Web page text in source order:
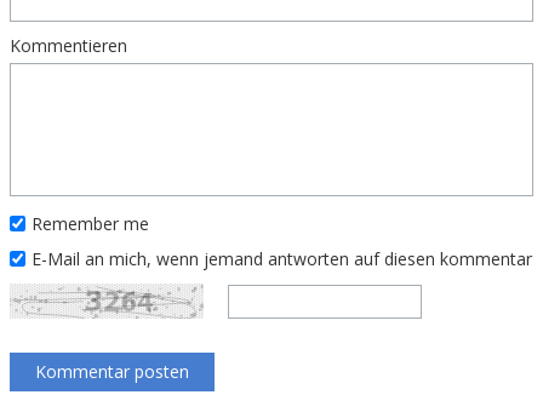
Kommentieren
Remember me
E-Mail an mich, wenn jemand antworten auf diesen kommentar